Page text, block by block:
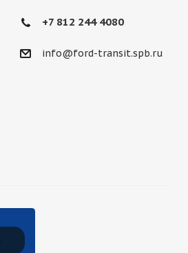
+7 812 244 4080
info@ford-transit.spb.ru